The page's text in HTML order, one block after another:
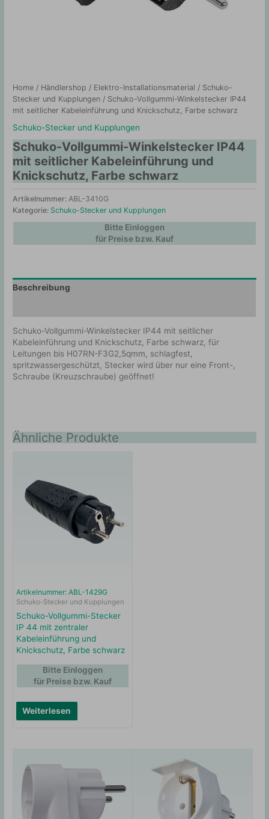
Home / Händlershop / Elektro-Installationsmaterial / Schuko-
Stecker und Kupplungen / Schuko-Vollgummi-Winkelstecker IP44
mit seitlicher Kabeleinführung und Knickschutz, Farbe schwarz
Schuko-Stecker und Kupplungen
Schuko-Vollgummi-Winkelstecker IP44
mit seitlicher Kabeleinführung und
Knickschutz, Farbe schwarz
Artikelnummer:ABL-3410G
Kategorie: Schuko-Stecker und Kupplungen
Bitte Einloggen
für Preise bzw. Kauf
Beschreibung
Schuko-Vollgummi-Winkelstecker IP44 mit seitlicher
Kabeleinführung und Knickschutz, Farbe schwarz, für
Leitungen bis H07RN-F3G2,5qmm, schlagfest,
spritzwassergeschützt, Stecker wird über nur eine Front-,
Schraube (Kreuzschraube) geöffnet!
Ähnliche Produkte
Artikelnummer: ABL-1429G
Schuko-Stecker und Kupplungen
Schuko-Vollgummi-Stecker
IP 44 mit zentraler
Kabeleinführung und
Knickschutz, Farbe schwarz
Weiterlesen
Bitte Einloggen
für Preise bzw. Kauf